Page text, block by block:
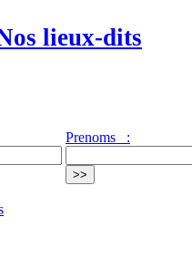
lieux-dits
Prenoms :